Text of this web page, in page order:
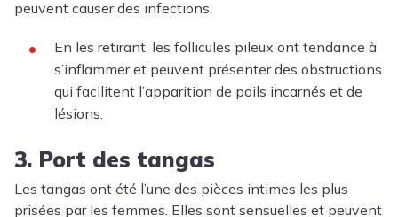
peuvent causer des infections.
En les retirant, les follicules pileux ont tendance à
s’inflammer et peuvent présenter des obstructions
qui facilitent l’apparition de poils incarnés et de
lésions.
3. Port des tangas
Les tangas ont été l’une des pièces intimes les plus
prisées par les femmes. Elles sont sensuelles et peuvent